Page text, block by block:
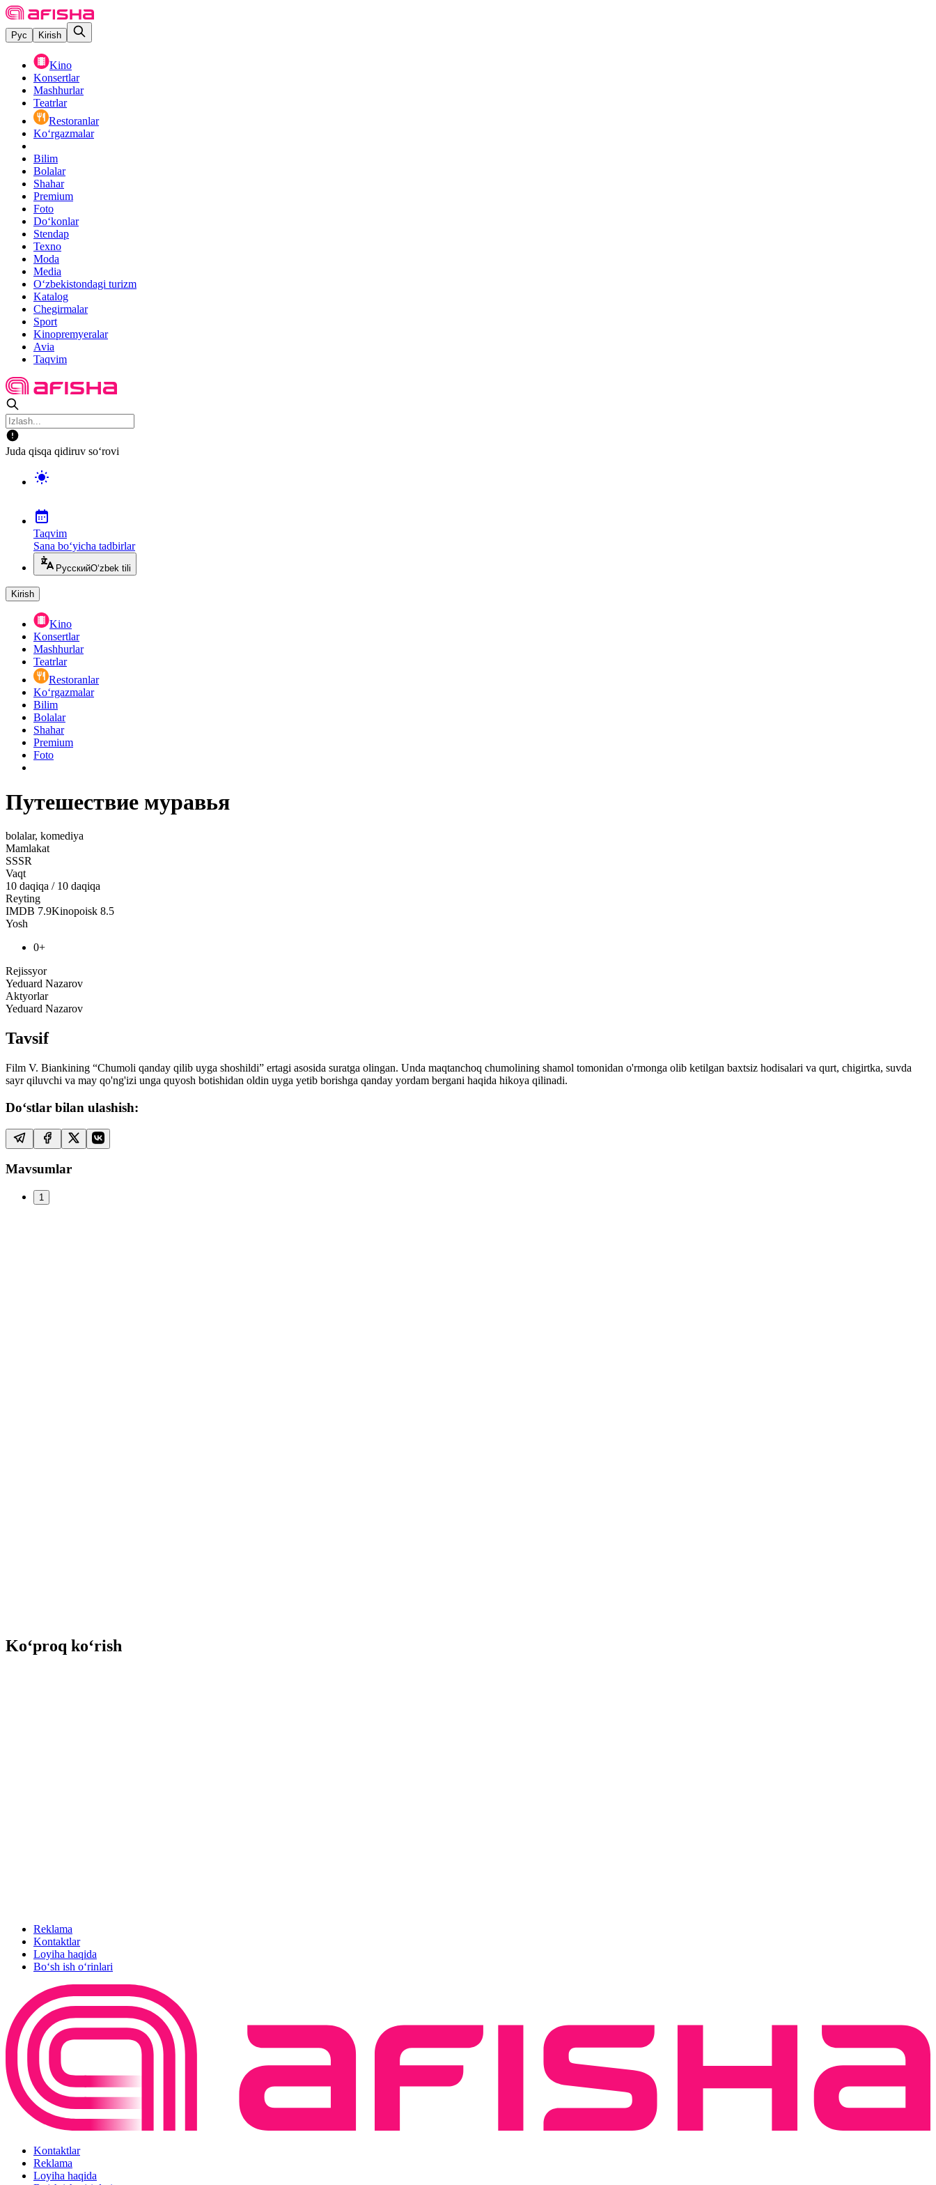
Рус Kirish
Kino
Konsertlar
Mashhurlar
Teatrlar
Restoranlar
Ko‘rgazmalar
Bilim
Bolalar
Shahar
Premium
Foto
Do‘konlar
Stendap
Texno
Moda
Media
O‘zbekistondagi turizm
Katalog
Chegirmalar
Sport
Kinopremyeralar
Avia
Taqvim
Juda qisqa qidiruv so‘rovi
Taqvim
Sana bo‘yicha tadbirlar
РусскийO‘zbek tili
Kirish
Kino
Konsertlar
Mashhurlar
Teatrlar
Restoranlar
Ko‘rgazmalar
Bilim
Bolalar
Shahar
Premium
Foto
Путешествие муравья
bolalar, komediya
Mamlakat
SSSR
Vaqt
10 daqiqa / 10 daqiqa
Reyting
IMDB 7.9Kinopoisk 8.5
Yosh
0+
Rejissyor
Yeduard Nazarov
Aktyorlar
Yeduard Nazarov
Tavsif
Film V. Biankining “Chumoli qanday qilib uyga shoshildi” ertagi asosida suratga olingan. Unda maqtanchoq chumolining shamol tomonidan o'rmonga olib ketilgan baxtsiz hodisalari va qurt, chigirtka, suvda
sayr qiluvchi va may qo'ng'izi unga quyosh botishidan oldin uyga yetib borishga qanday yordam bergani haqida hikoya qilinadi.
Do‘stlar bilan ulashish:
Mavsumlar
1
Ko‘proq ko‘rish
Reklama
Kontaktlar
Loyiha haqida
Bo‘sh ish o‘rinlari
Kontaktlar
Reklama
Loyiha haqida